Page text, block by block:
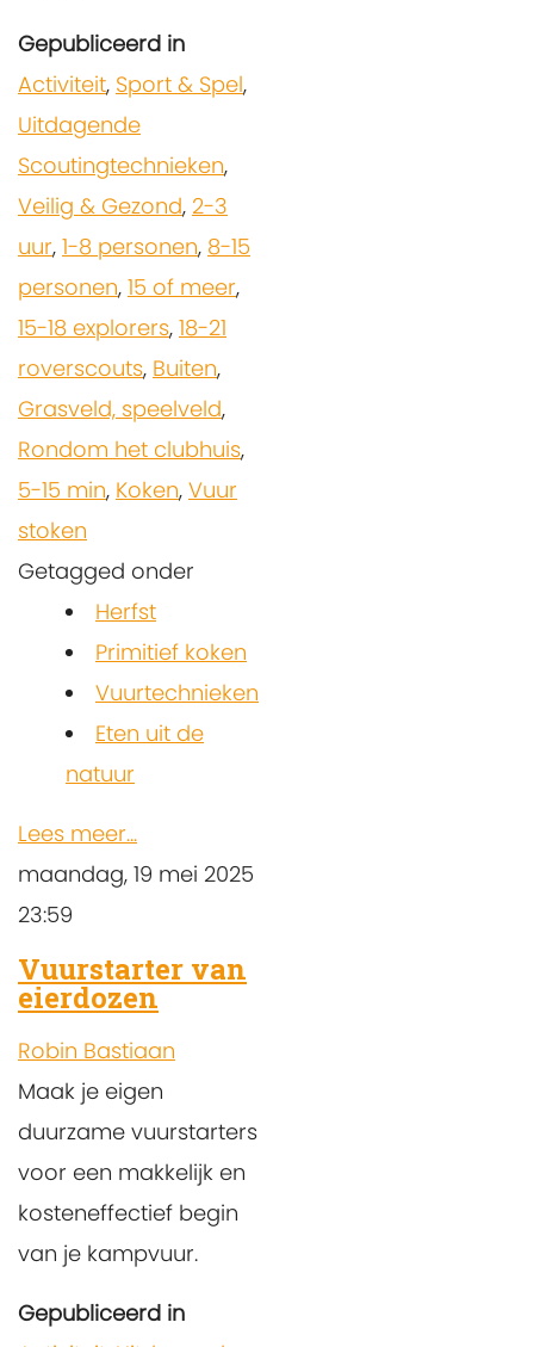
Gepubliceerd in
Activiteit, Sport & Spel,
Uitdagende
Scoutingtechnieken,
Veilig & Gezond, 2-3
uur, 1-8 personen, 8-15
personen, 15 of meer,
15-18 explorers, 18-21
roverscouts, Buiten,
Grasveld, speelveld,
Rondom het clubhuis,
5-15 min, Koken, Vuur
stoken
Getagged onder
Herfst
Primitief koken
Vuurtechnieken
Eten uit de
natuur
Lees meer...
maandag, 19 mei 2025
23:59
Vuurstarter van
eierdozen
Robin Bastiaan
Maak je eigen
duurzame vuurstarters
voor een makkelijk en
kosteneffectief begin
van je kampvuur.
Gepubliceerd in